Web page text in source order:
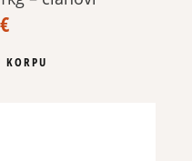
€
KORPU